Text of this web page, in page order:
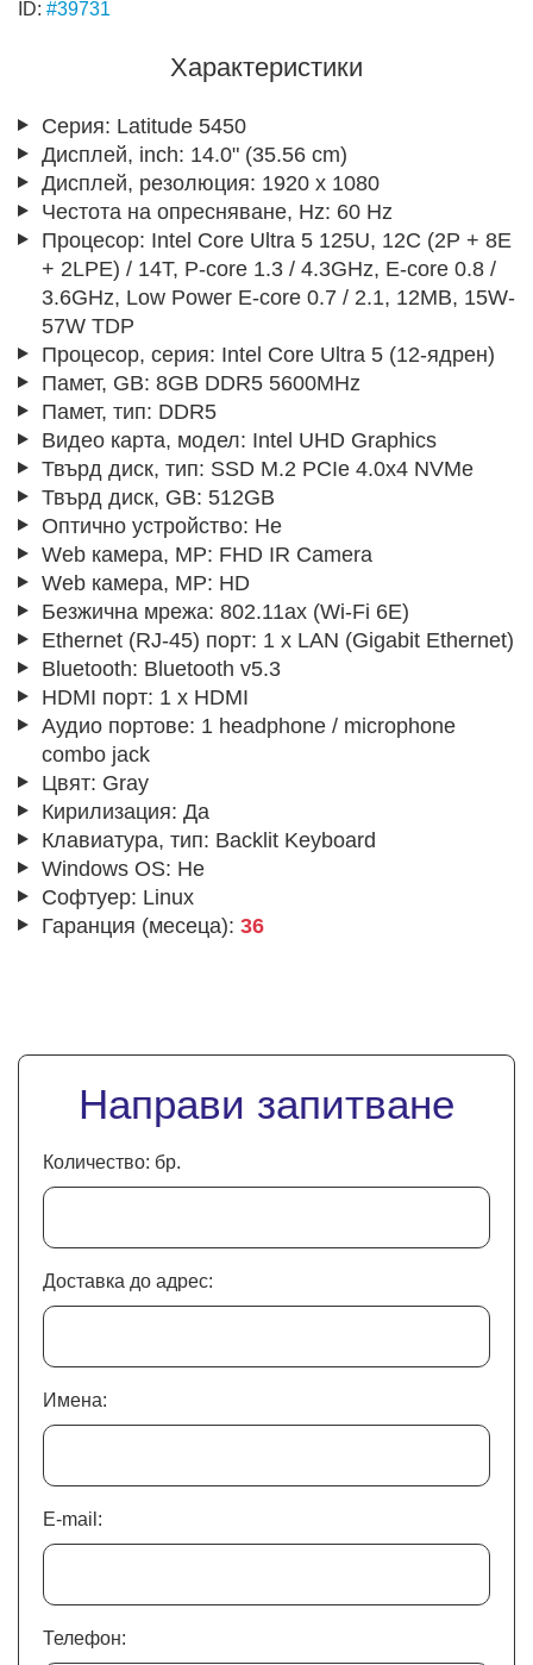
ID: #39731
Характеристики
Серия: Latitude 5450
Дисплей, inch: 14.0" (35.56 cm)
Дисплей, резолюция: 1920 x 1080
Честота на опресняване, Hz: 60 Hz
Процесор: Intel Core Ultra 5 125U, 12C (2P + 8E
+ 2LPE) / 14T, P-core 1.3 / 4.3GHz, E-core 0.8 /
3.6GHz, Low Power E-core 0.7 / 2.1, 12MB, 15W-
57W TDP
Процесор, серия: Intel Core Ultra 5 (12-ядрен)
Памет, GB: 8GB DDR5 5600MHz
Памет, тип: DDR5
Видео карта, модел: Intel UHD Graphics
Твърд диск, тип: SSD M.2 PCIe 4.0x4 NVMe
Твърд диск, GB: 512GB
Оптично устройство: Не
Web камера, MP: FHD IR Camera
Web камера, MP: HD
Безжична мрежа: 802.11ax (Wi-Fi 6E)
Ethernet (RJ-45) порт: 1 x LAN (Gigabit Ethernet)
Bluetooth: Bluetooth v5.3
HDMI порт: 1 x HDMI
Аудио портове: 1 headphone / microphone
combo jack
Цвят: Gray
Кирилизация: Да
Клавиатура, тип: Backlit Keyboard
Windows OS: Не
Софтуер: Linux
Гаранция (месеца): 36
Направи запитване
Количество: бр.
Доставка до адрес:
Имена:
E-mail:
Телефон: